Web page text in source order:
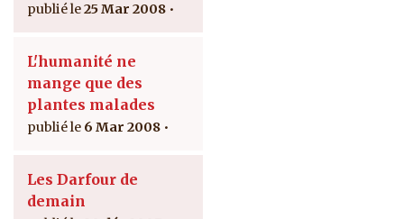
25 Mar 2008
L'humanité ne
mange que des
plantes malades
6 Mar 2008
Les Darfour de
demain